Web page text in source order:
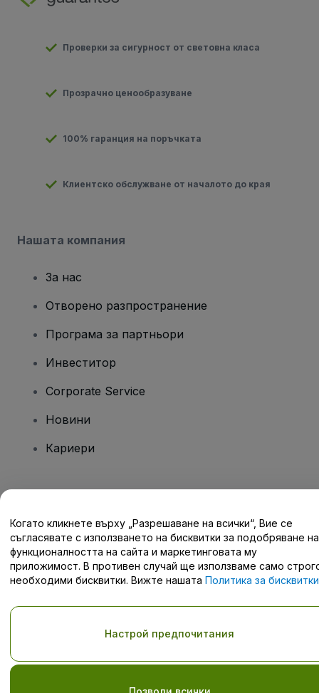
Проверки за сигурност от световна класа
Прозрачно ценообразуване
100% гаранция на поръчката
Клиентско обслужване от началото до края
Нашата компания
За нас
Отворено разпространение
Програма за партньори
Инвеститор
Corporate Service
Новини
Кариери
Помощен център / Свържете се с нас
С използването на този уебсайт се съгласявате с
Политиката за поверителност иПолитиката за
Не споделяйте моята лична информация/Вашите опции за
Когато кликнете върху „Разрешаване на всички“, Вие се
съгласявате с използването на бисквитки за подобряване на
функционалността на сайта и маркетинговата му
приложимост. В противен случай ще използваме само
необходими бисквитки. Вижте нашата Политика за бисквитки
Настрой предпочитания